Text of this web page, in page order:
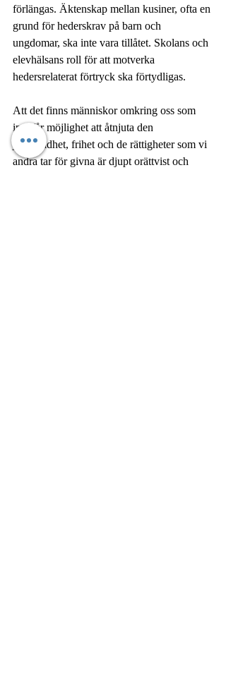
förlängas. Äktenskap mellan kusiner, ofta en
grund för hederskrav på barn och
ungdomar, ska inte vara tillåtet. Skolans och
elevhälsans roll för att motverka
hedersrelaterat förtryck ska förtydligas.
Att det finns människor omkring oss som
inte får möjlighet att åtnjuta den
jämställdhet, frihet och de rättigheter som vi
andra tar för givna är djupt orättvist och